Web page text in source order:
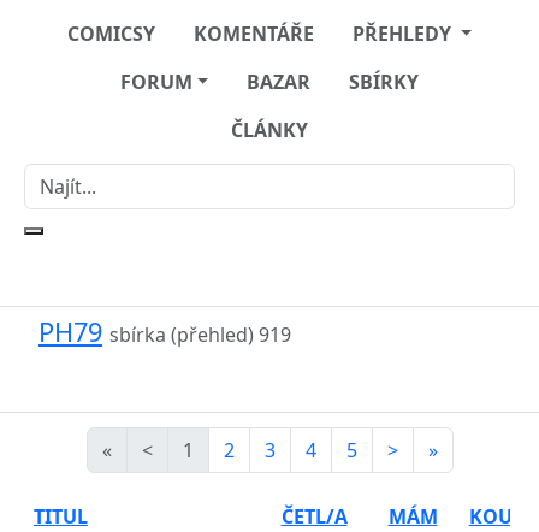
COMICSY KOMENTÁŘE
PŘEHLEDY
FORUM
BAZAR
SBÍRKY
ČLÁNKY
PH79 sbírka (přehled) 919
« < 1 2 3 4 5 > »
TITUL ČETL/A MÁM